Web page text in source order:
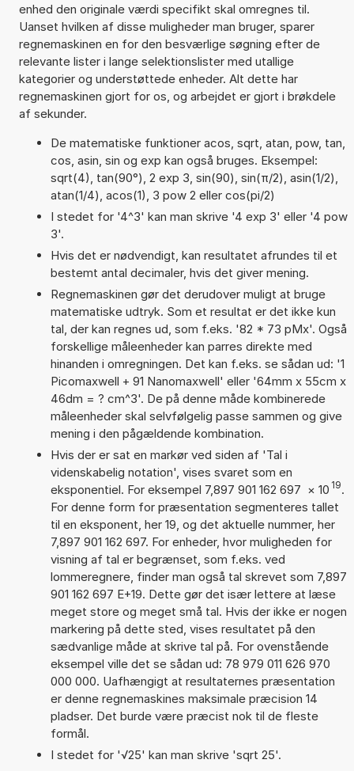
enhed den originale værdi specifikt skal omregnes til.
Uanset hvilken af disse muligheder man bruger, sparer
regnemaskinen en for den besværlige søgning efter de
relevante lister i lange selektionslister med utallige
kategorier og understøttede enheder. Alt dette har
regnemaskinen gjort for os, og arbejdet er gjort i brøkdele
af sekunder.
De matematiske funktioner acos, sqrt, atan, pow, tan,
cos, asin, sin og exp kan også bruges. Eksempel:
sqrt(4), tan(90°), 2 exp 3, sin(90), sin(π/2), asin(1/2),
atan(1/4), acos(1), 3 pow 2 eller cos(pi/2)
I stedet for '4^3' kan man skrive '4 exp 3' eller '4 pow
3'.
Hvis det er nødvendigt, kan resultatet afrundes til et
bestemt antal decimaler, hvis det giver mening.
Regnemaskinen gør det derudover muligt at bruge
matematiske udtryk. Som et resultat er det ikke kun
tal, der kan regnes ud, som f.eks. '82 * 73 pMx'. Også
forskellige måleenheder kan parres direkte med
hinanden i omregningen. Det kan f.eks. se sådan ud: '1
Picomaxwell + 91 Nanomaxwell' eller '64mm x 55cm x
46dm = ? cm^3'. De på denne måde kombinerede
måleenheder skal selvfølgelig passe sammen og give
mening i den pågældende kombination.
Hvis der er sat en markør ved siden af 'Tal i
videnskabelig notation', vises svaret som en
eksponentiel. For eksempel 7,897 901 162 697 × 10 19.
For denne form for præsentation segmenteres tallet
til en eksponent, her 19, og det aktuelle nummer, her
7,897 901 162 697. For enheder, hvor muligheden for
visning af tal er begrænset, som f.eks. ved
lommeregnere, finder man også tal skrevet som 7,897
901 162 697 E+19. Dette gør det især lettere at læse
meget store og meget små tal. Hvis der ikke er nogen
markering på dette sted, vises resultatet på den
sædvanlige måde at skrive tal på. For ovenstående
eksempel ville det se sådan ud: 78 979 011 626 970
000 000. Uafhængigt at resultaternes præsentation
er denne regnemaskines maksimale præcision 14
pladser. Det burde være præcist nok til de fleste
formål.
I stedet for '√25' kan man skrive 'sqrt 25'.